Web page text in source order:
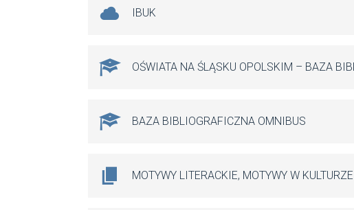
IBUK
OŚWIATA NA ŚLĄSKU OPOLSKIM – BAZA
BAZA BIBLIOGRAFICZNA OMNIBUS
MOTYWY LITERACKIE, MOTYWY W KULTURZE